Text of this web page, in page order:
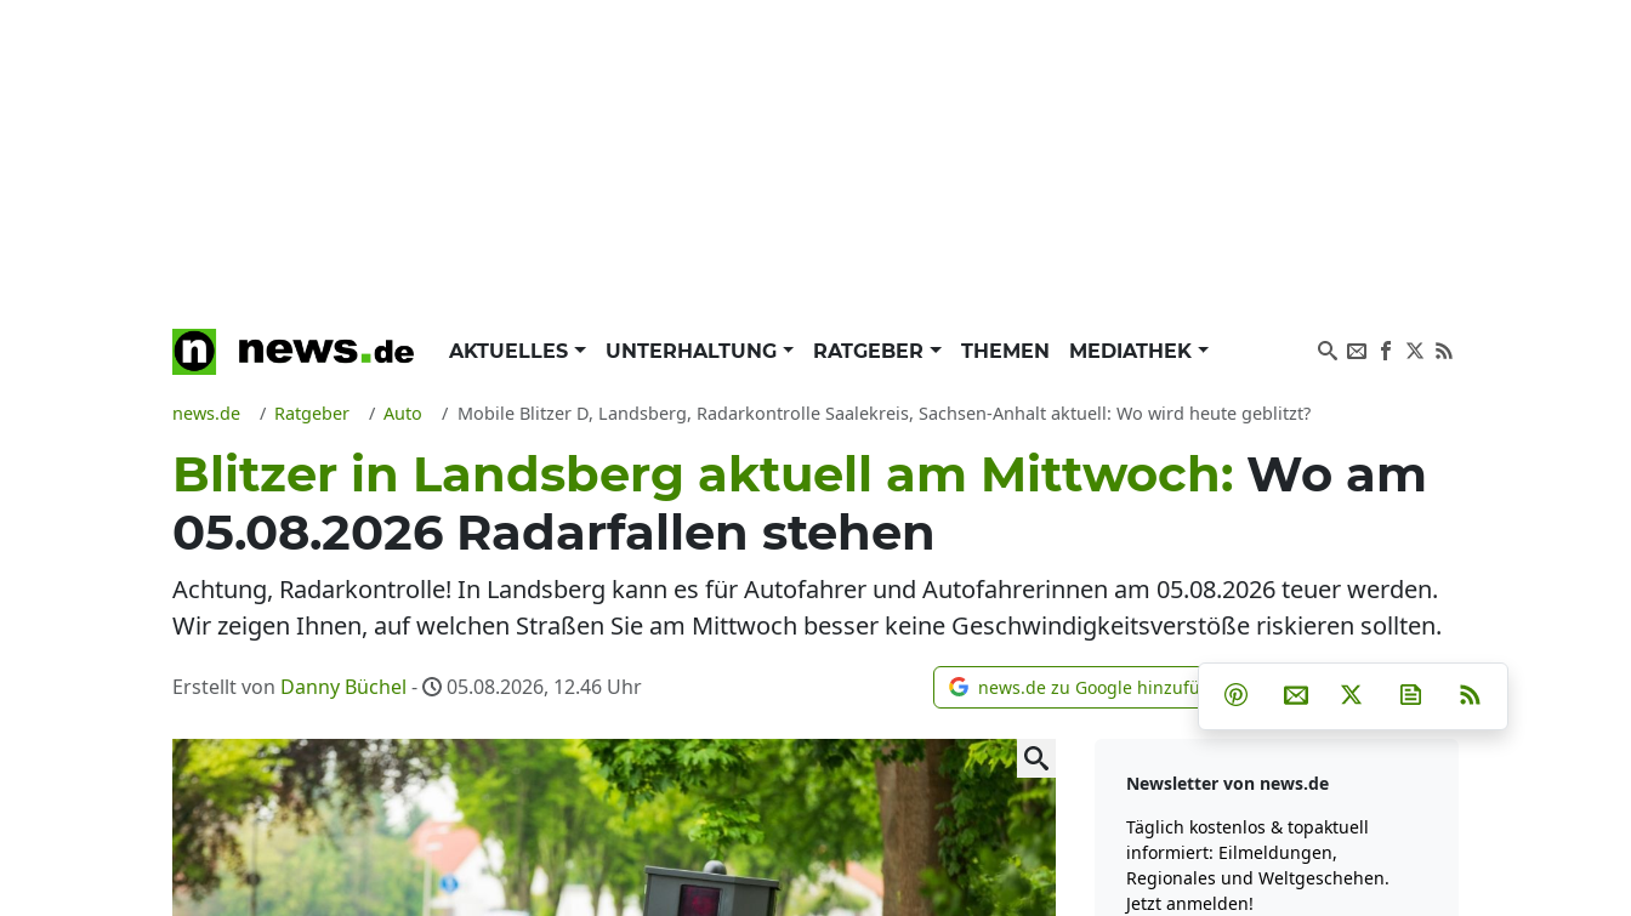
AKTUELLES UNTERHALTUNG RATGEBER THEMEN MEDIATHEK
news.de Ratgeber Auto Mobile Blitzer D, Landsberg, Radarkontrolle Saalekreis, Sachsen-Anhalt aktuell: Wo wird heute geblitzt?
Blitzer in Landsberg aktuell am Mittwoch: Wo am
05.08.2026 Radarfallen stehen
Achtung, Radarkontrolle! In Landsberg kann es für Autofahrer und Autofahrerinnen am 05.08.2026 teuer werden.
Wir zeigen Ihnen, auf welchen Straßen Sie am Mittwoch besser keine Geschwindigkeitsverstöße riskieren sollten.
Erstellt von Danny Büchel - 05.08.2026, 12.46 Uhr news.de zu Google hinzufügen
news.de zu Google hinzufügen Teilen auf Facebook
Teilen auf Whatsapp
Teilen auf Telegram
Teilen auf Pinterest
Per E-Mail teilen
Post auf XNewsletter
Newsletter von news.de
Täglich kostenlos & topaktuell
informiert: Eilmeldungen,
Regionales und Weltgeschehen.
Jetzt anmelden!